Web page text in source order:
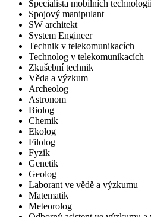
Specialista mobilních
Spojový manipulant
SW architekt
System Engineer
Technik v telekomunikacích
Technolog v telekomunikacích
Zkušební technik
Věda a výzkum
Archeolog
Astronom
Biolog
Chemik
Ekolog
Filolog
Fyzik
Genetik
Geolog
Laborant ve vědě a výzkumu
Matematik
Meteorolog